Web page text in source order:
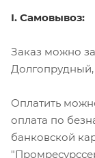
I. Самовывоз:
Заказ можно
Долгопрудный,
Оплатить
оплата по
банковской